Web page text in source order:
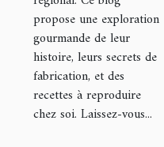
propose une exploration
gourmande de leur
histoire, leurs secrets de
fabrication, et des
recettes à reproduire
chez soi. Laissez-vous...